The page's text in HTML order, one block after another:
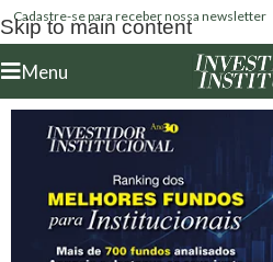
Skip to main content
Cadastre-se para receber nossa newsletter
Menu